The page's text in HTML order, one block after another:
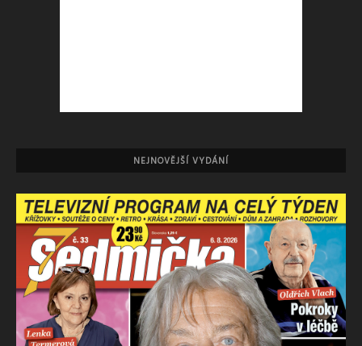
NEJNOVĚJŠÍ VYDÁNÍ